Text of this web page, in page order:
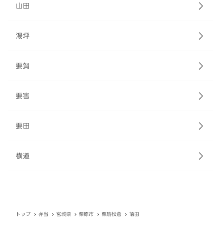
山田
湯坪
要賀
要害
要田
横道
トップ 弁当 宮城県 栗原市 栗駒松倉 前田